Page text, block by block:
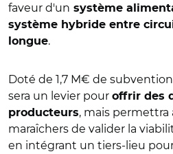
faveur d'un système
système hybride entre
longue.
Doté de 1,7 M€ de
sera un levier pour offrir des
producteurs, mais permettra
maraîchers de valider la
en intégrant un tiers-lieu